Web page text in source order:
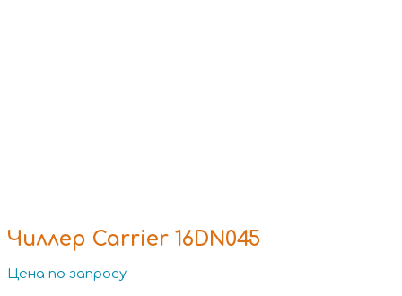
Чиллер Carrier 16DN045
Цена по запросу